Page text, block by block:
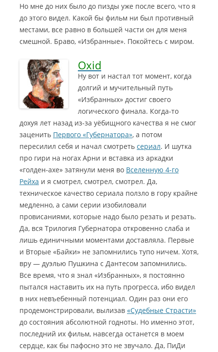
Но мне до них было до пизды уже после всего, что я
до этого видел. Какой бы фильм ни был противный
местами, все равно в большей части он для меня
смешной. Браво, «Избранные». Покойтесь с миром.
Oxid
Ну вот и настал тот момент, когда
долгий и мучительный путь
«Избранных» достиг своего
логического финала. Когда-то
дохуя лет назад из-за уёбищного качества я не смог
заценить Первого «Губернатора», а потом
пересилил себя и начал смотреть сериал. И шутка
про гири на ногах Арни и вставка из аркадки
«голден-ахе» затянули меня во Вселенную 4-го
Рейха и я смотрел, смотрел, смотрел. Да,
техническое качество сериала ползло в гору крайне
медленно, а сами серии изобиловали
провисаниями, которые надо было резать и резать.
Да, вся Трилогия Губернатора откровенно слаба и
лишь единичными моментами доставляла. Первые
и Вторые «Байки» не запомнились тупо ничем. Хотя,
вру — дуэлью Пушкина с Дантесом запомнились.
Все время, что я знал «Избранных», я постоянно
пытался наставить их на путь прогресса, ибо видел
в них невъебенный потенциал. Один раз они его
продемонстрировали, вылизав «Судебные Страсти»
до состояния абсолютной годноты. Но именно этот,
последний их фильм, навсегда останется в моем
сердце, как бы пафосно это не звучало. Да, ПиДи